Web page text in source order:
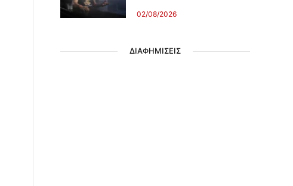
02/08/2026
ΔΙΑΦΗΜΙΣΕΙΣ